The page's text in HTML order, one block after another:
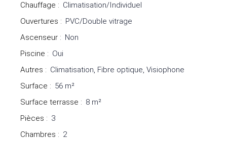
Chauffage : Climatisation/Individuel
Ouvertures : PVC/Double vitrage
Ascenseur : Non
Piscine : Oui
Autres : Climatisation, Fibre optique, Visiophone
Surface : 56 m²
Surface terrasse : 8 m²
Pièces : 3
Chambres : 2